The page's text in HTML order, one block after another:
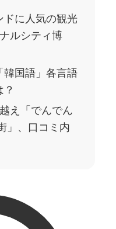
に人気の観光
ルシティ博
韓国語」各言語
え「でんでん
」、口コミ内